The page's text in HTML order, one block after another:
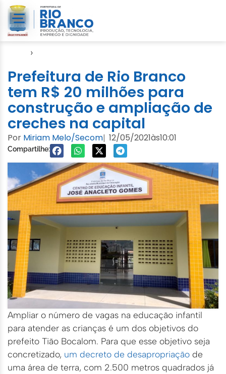
›
Prefeitura de Rio Branco
tem R$ 20 milhões para
construção e ampliação de
creches na capital
Por Miriam Melo/Secom| 12/05/2021às10:01
Compartilhe:
Ampliar o número de vagas na educação infantil
para atender as crianças é um dos objetivos do
prefeito Tião Bocalom. Para que esse objetivo seja
concretizado, um decreto de desapropriação de
uma área de terra, com 2.500 metros quadrados já